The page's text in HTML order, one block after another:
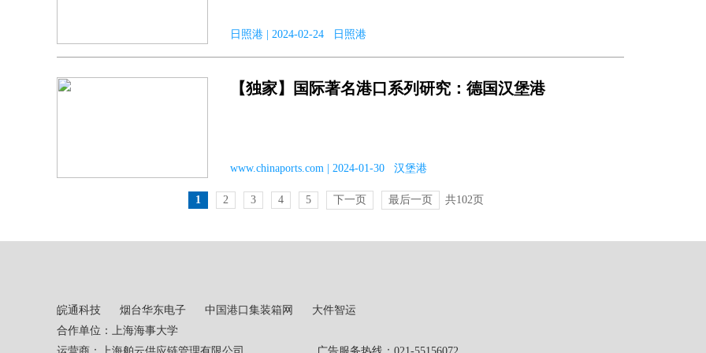
日照港 | 2024-02-24 日照港
【独家】国际著名港口系列研究：德国汉堡港
www.chinaports.com | 2024-01-30 汉堡港
1 2 3 4 5 下一页 最后一页 共102页
皖通科技 烟台华东电子 中国港口集装箱网
大件智运
合作单位：上海海事大学